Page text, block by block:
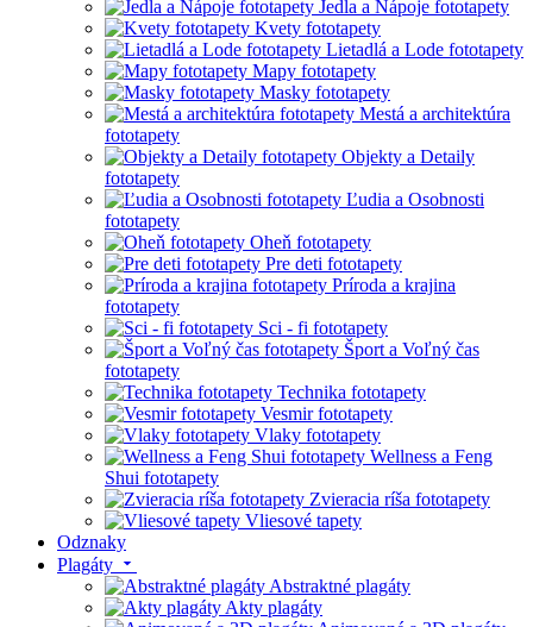
Jedla a Nápoje fototapety
Kvety fototapety
Lietadlá a Lode fototapety
Mapy fototapety
Masky fototapety
Mestá a architektúra
fototapety
Objekty a Detaily
fototapety
Ľudia a Osobnosti
fototapety
Oheň fototapety
Pre deti fototapety
Príroda a krajina
fototapety
Sci - fi fototapety
Šport a Voľný čas
fototapety
Technika fototapety
Vesmir fototapety
Vlaky fototapety
Wellness a Feng
Shui fototapety
Zvieracia ríša fototapety
Vliesové tapety
Odznaky
Plagáty
Abstraktné plagáty
Akty plagáty